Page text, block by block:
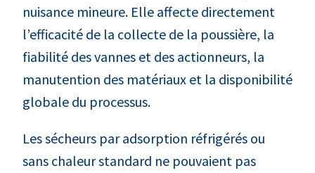
nuisance mineure. Elle affecte directement
l’efficacité de la collecte de la poussière, la
fiabilité des vannes et des actionneurs, la
manutention des matériaux et la disponibilité
globale du processus.
Les sécheurs par adsorption réfrigérés ou
sans chaleur standard ne pouvaient pas